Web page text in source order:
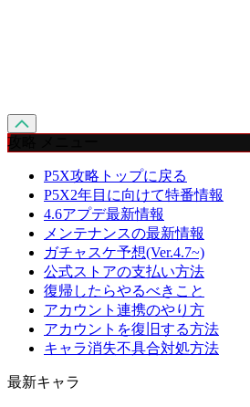
攻略 メニュー
P5X攻略トップに戻る
P5X2年目に向けて特番情報
4.6アプデ最新情報
メンテナンスの最新情報
ガチャスケ予想(Ver.4.7~)
公式ストアの支払い方法
復帰したらやるべきこと
アカウント連携のやり方
アカウントを復旧する方法
キャラ消失不具合対処方法
最新キャラ